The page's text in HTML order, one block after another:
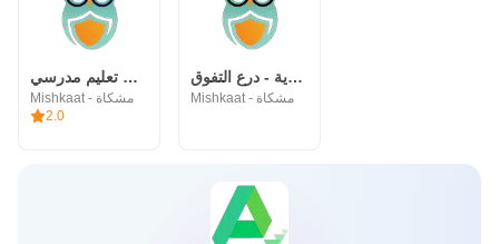
درع التفوق - تطبيق تعليم مدرسي
Mishkaat - مشكاة
2.0
قدرات السعودية - درع التفوق
Mishkaat - مشكاة